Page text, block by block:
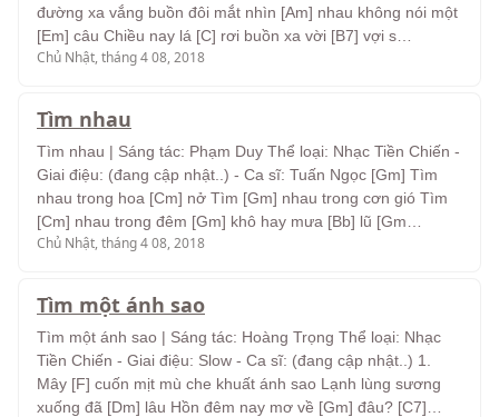
đường xa vắng buồn đôi mắt nhìn [Am] nhau không nói một
[Em] câu Chiều nay lá [C] rơi buồn xa vời [B7] vợi s…
Chủ Nhật, tháng 4 08, 2018
Tìm nhau
Tìm nhau | Sáng tác: Phạm Duy Thể loại: Nhạc Tiền Chiến -
Giai điệu: (đang cập nhật..) - Ca sĩ: Tuấn Ngọc [Gm] Tìm
nhau trong hoa [Cm] nở Tìm [Gm] nhau trong cơn gió Tìm
[Cm] nhau trong đêm [Gm] khô hay mưa [Bb] lũ [Gm…
Chủ Nhật, tháng 4 08, 2018
Tìm một ánh sao
Tìm một ánh sao | Sáng tác: Hoàng Trọng Thể loại: Nhạc
Tiền Chiến - Giai điệu: Slow - Ca sĩ: (đang cập nhật..) 1.
Mây [F] cuốn mịt mù che khuất ánh sao Lạnh lùng sương
xuống đã [Dm] lâu Hồn đêm nay mơ về [Gm] đâu? [C7]…